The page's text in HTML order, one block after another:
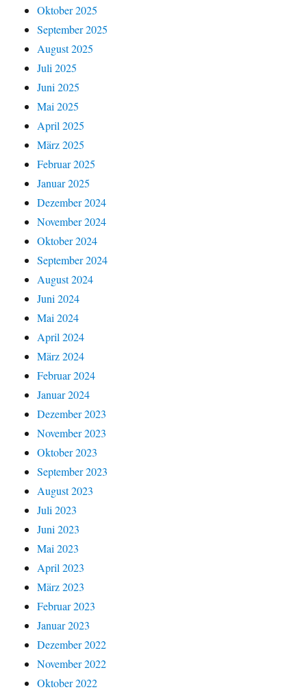
Oktober 2025
September 2025
August 2025
Juli 2025
Juni 2025
Mai 2025
April 2025
März 2025
Februar 2025
Januar 2025
Dezember 2024
November 2024
Oktober 2024
September 2024
August 2024
Juni 2024
Mai 2024
April 2024
März 2024
Februar 2024
Januar 2024
Dezember 2023
November 2023
Oktober 2023
September 2023
August 2023
Juli 2023
Juni 2023
Mai 2023
April 2023
März 2023
Februar 2023
Januar 2023
Dezember 2022
November 2022
Oktober 2022